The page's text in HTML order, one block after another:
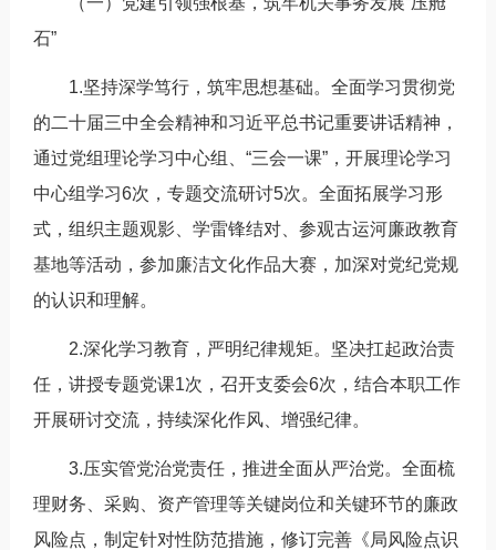
石”
1.坚持深学笃行，筑牢思想基础。全面学习贯彻党
的二十届三中全会精神和习近平总书记重要讲话精神，
通过党组理论学习中心组、“三会一课”，开展理论学习
中心组学习6次，专题交流研讨5次。全面拓展学习形
式，组织主题观影、学雷锋结对、参观古运河廉政教育
基地等活动，参加廉洁文化作品大赛，加深对党纪党规
的认识和理解。
2.深化学习教育，严明纪律规矩。坚决扛起政治责
任，讲授专题党课1次，召开支委会6次，结合本职工作
开展研讨交流，持续深化作风、增强纪律。
3.压实管党治党责任，推进全面从严治党。全面梳
理财务、采购、资产管理等关键岗位和关键环节的廉政
风险点，制定针对性防范措施，修订完善《局风险点识